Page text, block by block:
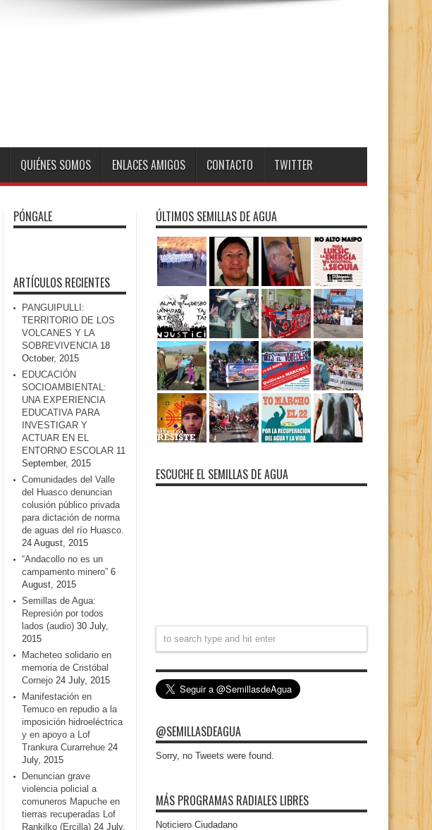
QUIÉNES SOMOS ENLACES AMIGOS CONTACTO TWITTER
PÓNGALE
ARTÍCULOS RECIENTES
PANGUIPULLI:
TERRITORIO DE LOS
VOLCANES Y LA
SOBREVIVENCIA 18
October, 2015
EDUCACIÓN
SOCIOAMBIENTAL:
UNA EXPERIENCIA
EDUCATIVA PARA
INVESTIGAR Y
ACTUAR EN EL
ENTORNO ESCOLAR 11
September, 2015
Comunidades del Valle
del Huasco denuncian
colusión público privada
para dictación de norma
de aguas del río Huasco.
24 August, 2015
“Andacollo no es un
campamento minero” 6
August, 2015
Semillas de Agua:
Represión por todos
lados (audio) 30 July,
2015
Macheteo solidario en
memoria de Cristóbal
Cornejo 24 July, 2015
Manifestación en
Temuco en repudio a la
imposición hidroeléctrica
y en apoyo a Lof
Trankura Curarrehue 24
July, 2015
Denuncian grave
violencia policial a
comuneros Mapuche en
tierras recuperadas Lof
Rankilko (Ercilla) 24 July,
ÚLTIMOS SEMILLAS DE AGUA
ESCUCHE EL SEMILLAS DE AGUA
@SEMILLASDEAGUA
Sorry, no Tweets were found.
MÁS PROGRAMAS RADIALES LIBRES
Noticiero Ciudadano